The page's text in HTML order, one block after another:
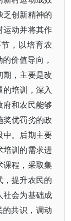
乏创新精神的
运动并将其作
，以培育农
价值导向，
，主要是改
培训，深入
和农民能够
优罚劣的政
中。后期主要
培训的需求进
课程，采取集
提升农民的
社会为基础成
的共识，调动